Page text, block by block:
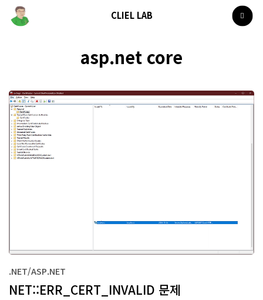
CLIEL LAB
asp.net core
.NET/ASP.NET
NET::ERR_CERT_INVALID 문제